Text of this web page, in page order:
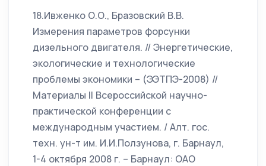
18.Ивженко О.О., Бразовский В.В.
Измерения параметров форсунки
дизельного двигателя. // Энергетические,
экологические и технологические
проблемы экономики – (ЭЭТПЭ-2008) //
Материалы II Всероссийской научно-
практической конференции с
международным участием. / Алт. гос.
техн. ун-т им. И.И.Ползунова, г. Барнаул,
1-4 октября 2008 г. – Барнаул: ОАО